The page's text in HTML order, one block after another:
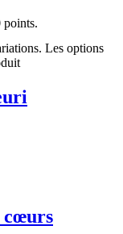
points.
Les options
cœurs